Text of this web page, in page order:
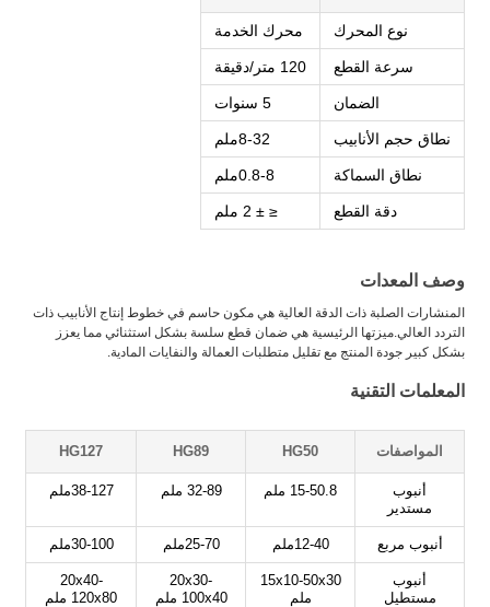
نوع المحرك محرك الخدمة
سرعة القطع 120 متر/دقيقة
الضمان 5 سنوات
نطاق حجم الأنابيب 8-32ملم
نطاق السماكة 0.8-8ملم
دقة القطع ≤ ± 2 ملم
وصف المعدات
المنشارات الصلبة ذات الدقة العالية هي مكون حاسم في خطوط إنتاج الأنابيب ذات
التردد العالي.ميزتها الرئيسية هي ضمان قطع سلسة بشكل استثنائي مما يعزز
بشكل كبير جودة المنتج مع تقليل متطلبات العمالة والنفايات المادية.
المعلمات التقنية
المواصفات HG50
HG89
HG127
أنبوب
مستدير
15-50.8 ملم 32-89 ملم 38-127ملم
أنبوب مربع 12-40ملم 25-70ملم 30-100ملم
أنبوب
مستطيل
15x10-50x30
ملم
20x30-
100x40 ملم
20x40-
120x80 ملم